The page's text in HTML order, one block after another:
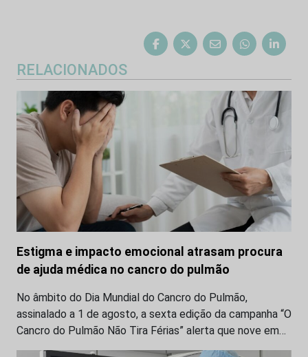
RELACIONADOS
Estigma e impacto emocional atrasam procura
de ajuda médica no cancro do pulmão
No âmbito do Dia Mundial do Cancro do Pulmão,
assinalado a 1 de agosto, a sexta edição da campanha “O
Cancro do Pulmão Não Tira Férias” alerta que nove em…